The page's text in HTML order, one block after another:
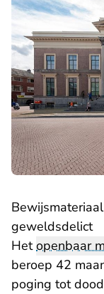
geweldsdelict
Hetopenbaar
beroep 42
poging tot